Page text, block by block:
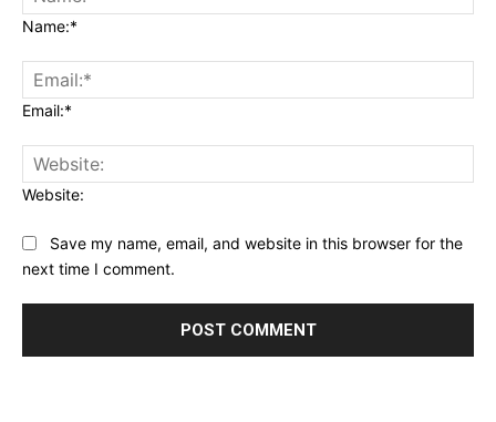
Name:*
Email:*
Website:
Save my name, email, and website in this browser for the
next time I comment.